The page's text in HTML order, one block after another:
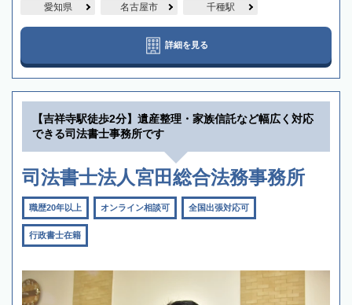
愛知県 名古屋市 千種駅
詳細を見る
【吉祥寺駅徒歩2分】遺産整理・家族信託など幅広く対応
できる司法書士事務所です
司法書士法人宮田総合法務事務所
職歴20年以上 オンライン相談可 全国出張対応可
行政書士在籍